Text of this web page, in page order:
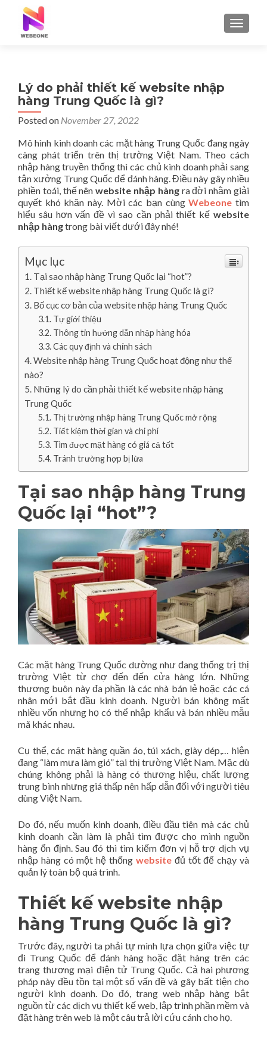
Lý do phải thiết kế website nhập
hàng Trung Quốc là gì?
Posted on November 27, 2022
Mô hình kinh doanh các mặt hàng Trung Quốc đang ngày
càng phát triển trên thị trường Việt Nam. Theo cách
nhập hàng truyền thống thì các chủ kinh doanh phải sang
tận xưởng Trung Quốc để đánh hàng. Điều này gây nhiều
phiền toái, thế nênwebsite nhập hàngra đời nhằm giải
quyết khó khăn này. Mời các bạn cùngWebeone tìm
hiểu sâu hơn vấn đề vì sao cần phải thiết kế website
nhập hàngtrong bài viết dưới đây nhé!
Mục lục
Tại sao nhập hàng Trung Quốc lại “hot”?
Thiết kế website nhập hàng Trung Quốc là gì?
Bố cục cơ bản của website nhập hàng Trung Quốc
Tự giới thiệu
Thông tin hướng dẫn nhập hàng hóa
Các quy định và chính sách
Website nhập hàng Trung Quốc hoạt động như thế
nào?
Những lý do cần phải thiết kế website nhập hàng
Trung Quốc
Thị trường nhập hàng Trung Quốc mở rộng
Tiết kiệm thời gian và chi phí
Tìm được mặt hàng có giá cả tốt
Tránh trường hợp bị lừa
Tại sao nhập hàng Trung
Quốc lại “hot”?
Các mặt hàng Trung Quốc dường như đang thống trị thị
trường Việt từ chợ đến đến cửa hàng lớn. Những
thương buôn này đa phần là các nhà bán lẻ hoặc các cá
nhân mới bắt đầu kinh doanh. Người bán không mất
nhiều vốn nhưng họ có thể nhập khẩu và bán nhiều mẫu
mã khác nhau.
Cụ thể, các mặt hàng quần áo, túi xách, giày dép,… hiện
đang “làm mưa làm gió” tại thị trường Việt Nam. Mặc dù
chúng không phải là hàng có thương hiệu, chất lượng
trung bình nhưng giá thấp nên hấp dẫn đối với người tiêu
dùng Việt Nam.
Do đó, nếu muốn kinh doanh, điều đầu tiên mà các chủ
kinh doanh cần làm là phải tìm được cho mình nguồn
hàng ổn định. Sau đó thì tìm kiếm đơn vị hỗ trợ dịch vụ
nhập hàng có một hệ thống websiteđủ tốt để chạy và
quản lý toàn bộ quá trình.
Thiết kế website nhập
hàng Trung Quốc là gì?
Trước đây, người ta phải tự mình lựa chọn giữa việc tự
đi Trung Quốc để đánh hàng hoặc đặt hàng trên các
trang thương mại điện tử Trung Quốc. Cả hai phương
pháp này đều tồn tại một số vấn đề và gây bất tiện cho
người kinh doanh. Do đó, trang web nhập hàng bắt
nguồn từ các dịch vụ thiết kế web, lập trình phần mềm và
đặt hàng trên web là một câu trả lời cứu cánh cho họ.